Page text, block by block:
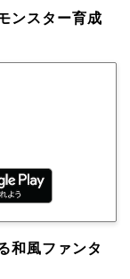
ンスター育成
和風ファンタ